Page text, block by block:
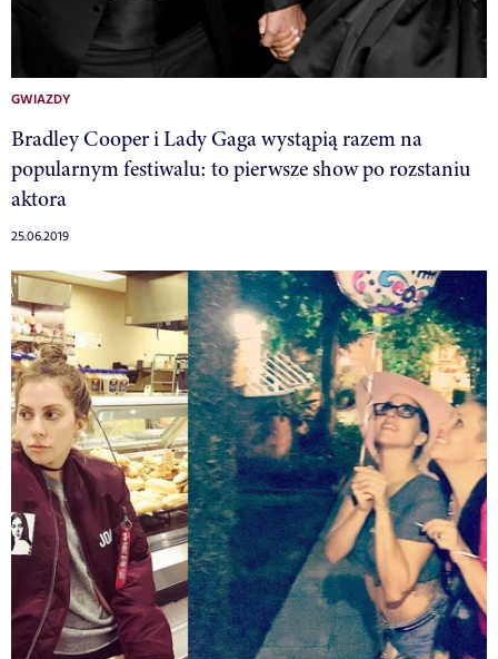
GWIAZDY
Bradley Cooper i Lady Gaga wystąpią razem na
popularnym festiwalu: to pierwsze show po rozstaniu
aktora
25.06.2019